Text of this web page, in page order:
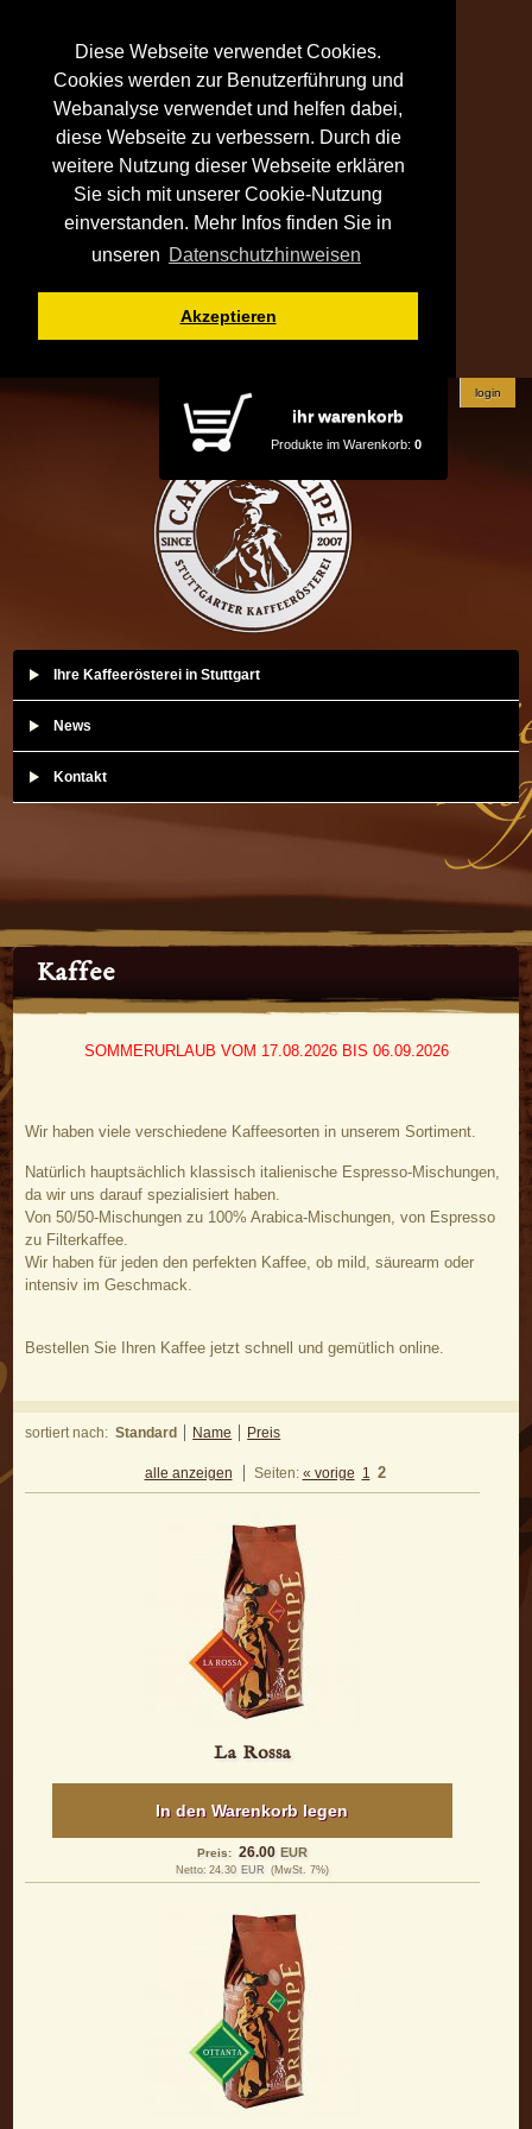
Diese Webseite verwendet Cookies.
Cookies werden zur Benutzerführung und
Webanalyse verwendet und helfen dabei,
diese Webseite zu verbessern. Durch die
weitere Nutzung dieser Webseite erklären
Sie sich mit unserer Cookie-Nutzung
einverstanden. Mehr Infos finden Sie in
unseren Datenschutzhinweisen
Akzeptieren
ihr warenkorb
Produkte im Warenkorb: 0
login
Ihre Kaffeerösterei in Stuttgart
News
Kontakt
Kaffee
SOMMERURLAUB VOM 17.08.2026 BIS 06.09.2026
Wir haben viele verschiedene Kaffeesorten in unserem Sortiment.
Natürlich hauptsächlich klassisch italienische Espresso-Mischungen,
da wir uns darauf spezialisiert haben.
Von 50/50-Mischungen zu 100% Arabica-Mischungen, von Espresso
zu Filterkaffee.
Wir haben für jeden den perfekten Kaffee, ob mild, säurearm oder
intensiv im Geschmack.
Bestellen Sie Ihren Kaffee jetzt schnell und gemütlich online.
sortiert nach: Standard Name Preis
alle anzeigen Seiten: « vorige 1 2
La Rossa
In den Warenkorb legen
Preis: 26.00 EUR
Netto: 24.30 EUR (MwSt. 7%)